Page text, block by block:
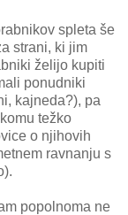
spleta še
strani, ki jim
želijo kupiti
ponudniki
kajneda?), pa
težko
o njihovih
ravnanju s
popolnoma ne